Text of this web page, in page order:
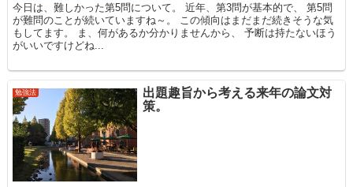
今日は、難しかった第5問について。 近年、第3問が基本的で、 第5問
が難問のことが続いていますね～。 この傾向はまだまだ続きそうな気
もしてます。 ま、何があるか分かりませんから、 予断は持たないほう
がいいですけどね...
勉強法
出題趣旨から考える来年の論文対
策。